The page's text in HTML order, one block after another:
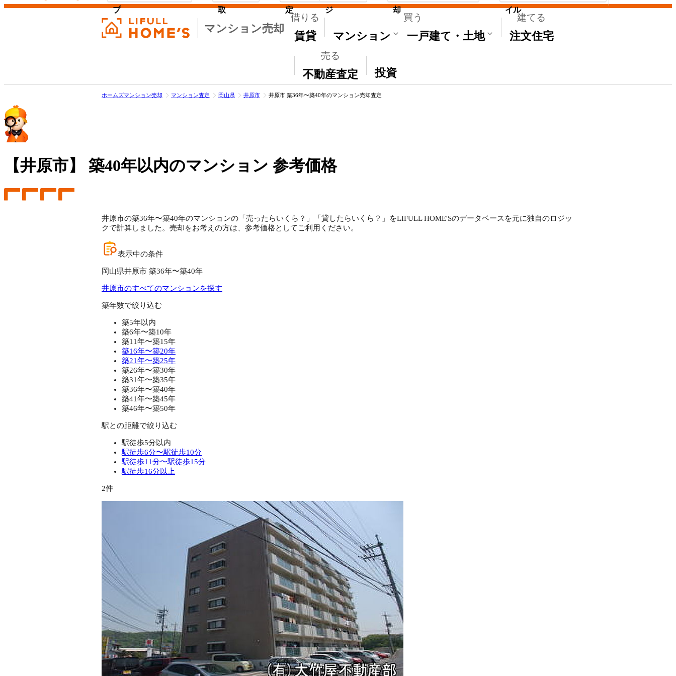
マンション売却
借りる
賃貸
買う
マンション 一戸建て・土地
建てる
注文住宅
売る
不動産査定
その他
投資
プ 取 定 ジ 却 イル
ホームズマンション売却 マンション査定 岡山県 井原市 井原市 築36年〜築40年のマンション売却査定
【井原市】 築40年以内のマンション 参考価格
井原市の築36年〜築40年のマンションの「売ったらいくら？」「貸したらいくら？」をLIFULL HOME'Sのデータベースを元に独自のロジッ
クで計算しました。売却をお考えの方は、参考価格としてご利用ください。
表示中の条件
岡山県井原市 築36年〜築40年
井原市のすべてのマンションを探す
築年数で絞り込む
築5年以内
築6年〜築10年
築11年〜築15年
築16年〜築20年
築21年〜築25年
築26年〜築30年
築31年〜築35年
築36年〜築40年
築41年〜築45年
築46年〜築50年
駅との距離で絞り込む
駅徒歩5分以内
駅徒歩6分〜駅徒歩10分
駅徒歩11分〜駅徒歩15分
駅徒歩16分以上
2件